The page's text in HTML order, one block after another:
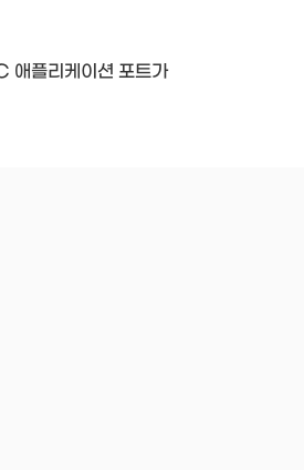
플리케이션 포트가